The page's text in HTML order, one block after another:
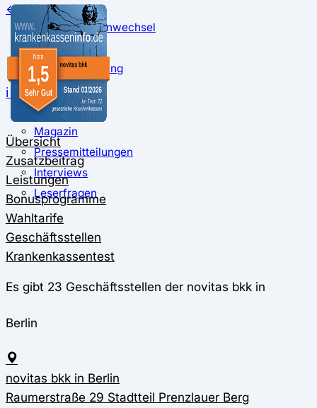
↔ Wechsel
Krankenkassenwechsel
Kündigung
Musterkündigung
ℹ Ratgeber
Nachrichten
Magazin
Pressemitteilungen
Interviews
Leserfragen
Übersicht
Zusatzbeitrag
Leistungen
Bonusprogramme
Wahltarife
Geschäftsstellen
Krankenkassentest
Es gibt 23 Geschäftsstellen der novitas bkk in
Berlin
novitas bkk in Berlin
Raumerstraße 29 Stadtteil Prenzlauer Berg